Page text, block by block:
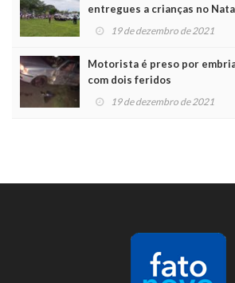
entregues a crianças no
19 de dezembro de 2021
Motorista é preso por
com dois feridos
19 de dezembro de 2021